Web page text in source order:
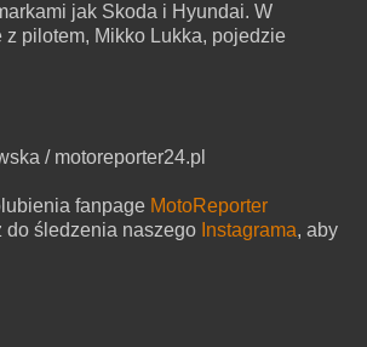
jak Skoda i Hyundai. W
z pilotem, Mikko Lukka, pojedzie
/ motoreporter24.pl
fanpage MotoReporter
do śledzenia naszego Instagrama, aby